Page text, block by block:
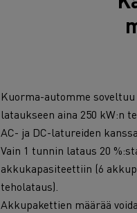
Kuorma-automme
lataukseen aina 250 kW:n
AC- ja DC-latureiden
Vain 1 tunnin lataus 20
akkukapasiteettiin (6
teholataus).
Akkupakettien määrää